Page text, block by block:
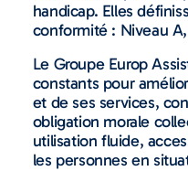
handicap. Elles
conformité : Niveau
Le Groupe Europ
constants pour
et de ses services,
obligation morale
utilisation fluide,
les personnes en